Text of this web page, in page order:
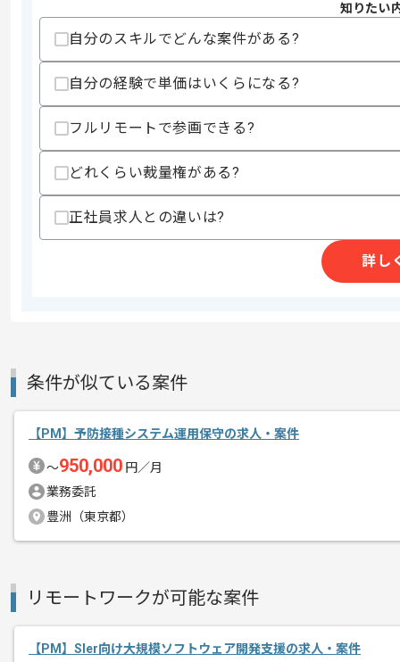
スキル
・開発案件におけるPMまたはコンサル
・AX(AI Transformation)の戦略立案経験
スキルに不安がある方へ
上記に似た経験やスキルをお持ちであれば申
精算・お支払い
精算条件
有
精算基準時間
作業開始日
エージェントからのコ
メント
経験豊富なメンバーと成長が出来る環
知りたい
自分のスキルでどんな案件がある?
自分の経験で単価はいくらになる?
フルリモートで参画できる?
どれくらい裁量権がある?
正社員求人との違いは?
詳し
条件が似ている案件
【PM】予防接種システム運用保守の求人・案件
〜950,000 円／月
業務委託
豊洲（東京都）
リモートワークが可能な案件
【PM】Sler向け大規模ソフトウェア開発支援の求人・案件